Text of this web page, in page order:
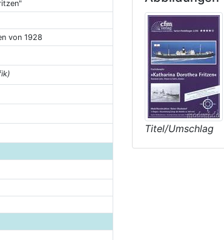
von 1928
Titel/Umschlag